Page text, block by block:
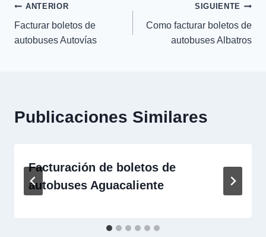
Navegación
de
ANTERIOR
Facturar boletos de
autobuses Autovías
SIGUIENTE
Como facturar boletos de
autobuses Albatros
Publicaciones Similares
Facturación de boletos de
autobuses Aguacaliente